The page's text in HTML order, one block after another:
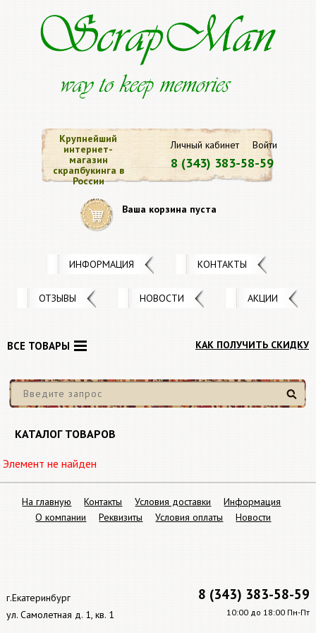
Личный кабинет Войти
8 (343) 383-58-59
Крупнейший
интернет-
магазин
скрапбукинга в
России
Ваша корзина пуста
ИНФОРМАЦИЯ КОНТАКТЫ
ОТЗЫВЫ НОВОСТИ АКЦИИ
КАК ПОЛУЧИТЬ СКИДКУ
Найти
ВСЕ ТОВАРЫ
КАТАЛОГ ТОВАРОВ
Элемент не найден
8 (343) 383-58-59
10:00 до 18:00 Пн-Пт
г.Екатеринбург
ул. Самолетная д. 1, кв. 1
На главную Контакты Условия доставки
Информация
О компании
Реквизиты Условия оплаты Новости